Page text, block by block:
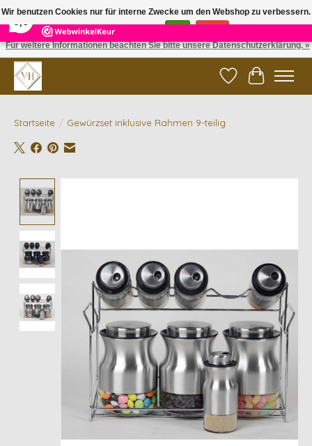
5 Reviews ×
✓ Gratis verzending vanaf €200 | ✓ 14 dagen retourneren
Wunschzettel
Ihr
Startseite / Gewürzset inklusive Rahmen 9-teilig
Wir benutzen Cookies nur für interne Zwecke um den Webshop zu verbessern.
Ist das in Ordnung?
Für weitere Informationen beachten Sie bitte unsere Datenschutzerklärung. »